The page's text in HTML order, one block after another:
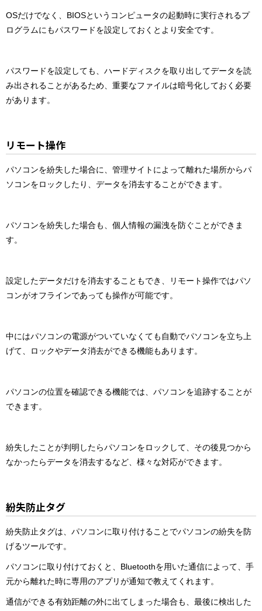
OSだけでなく、BIOSというコンピュータの起動時に実行されるプ
ログラムにもパスワードを設定しておくとより安全です。
パスワードを設定しても、ハードディスクを取り出してデータを読
み出されることがあるため、重要なファイルは暗号化しておく必要
があります。
リモート操作
パソコンを紛失した場合に、管理サイトによって離れた場所からパ
ソコンをロックしたり、データを消去することができます。
パソコンを紛失した場合も、個人情報の漏洩を防ぐことができま
す。
設定したデータだけを消去することもでき、リモート操作ではパソ
コンがオフラインであっても操作が可能です。
中にはパソコンの電源がついていなくても自動でパソコンを立ち上
げて、ロックやデータ消去ができる機能もあります。
パソコンの位置を確認できる機能では、パソコンを追跡することが
できます。
紛失したことが判明したらパソコンをロックして、その後見つから
なかったらデータを消去するなど、様々な対応ができます。
紛失防止タグ
紛失防止タグは、パソコンに取り付けることでパソコンの紛失を防
げるツールです。
パソコンに取り付けておくと、Bluetoothを用いた通信によって、手
元から離れた時に専用のアプリが通知で教えてくれます。
通信ができる有効距離の外に出てしまった場合も、最後に検出した